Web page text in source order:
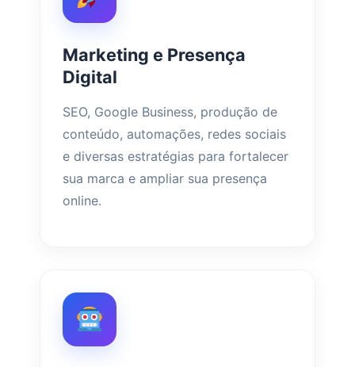
Marketing e Presença
Digital
SEO, Google Business, produção de
conteúdo, automações, redes sociais
e diversas estratégias para fortalecer
sua marca e ampliar sua presença
online.